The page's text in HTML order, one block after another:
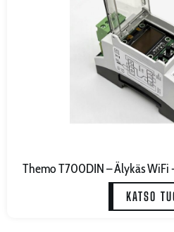
Themo T700DIN – Älykäs
KATSO